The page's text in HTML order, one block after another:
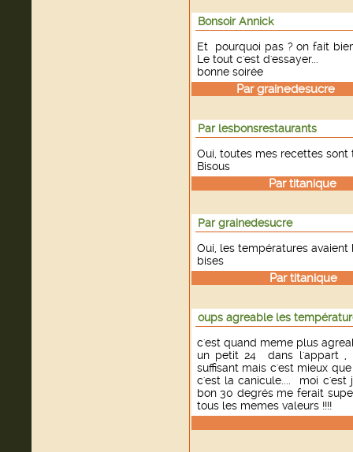
Bonsoir Annick
Et pourquoi pas ? on fait
Le tout c'est d'essayer...
bonne soirée
Pargrainedesucrele
Par lesbonsrestaurants
Oui, toutes mes recettes sont
Bisous
Partitaniquele
Par grainedesucre
Oui, les températures avaient
bises
Partitaniquele
oups agreable les
c'est quand meme plus
un petit 24 dans l'appart ,
suffisant mais c'est mieux
c'est la canicule.... moi
bon 30 degrés me ferait
tous les memes valeurs !!!!